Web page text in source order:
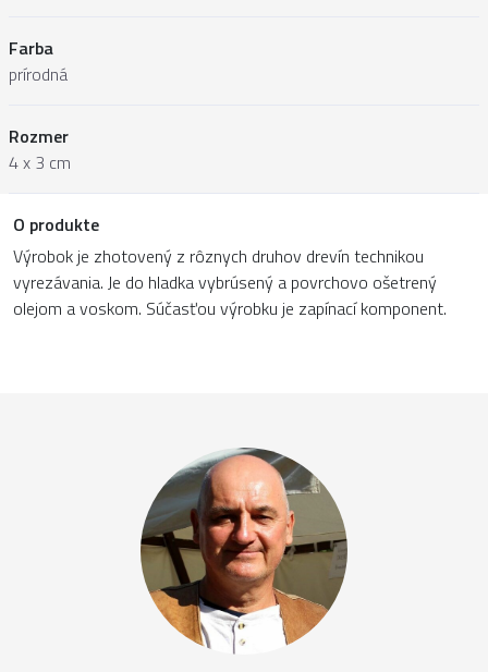
Farba
prírodná
Rozmer
4 x 3 cm
O produkte
Výrobok je zhotovený z rôznych druhov drevín technikou
vyrezávania. Je do hladka vybrúsený a povrchovo ošetrený
olejom a voskom. Súčasťou výrobku je zapínací komponent.